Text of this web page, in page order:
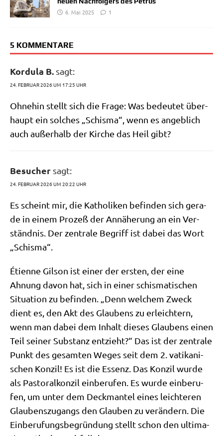
6. Mai 2025
1
5 KOMMENTARE
Kordula B. sagt:
24. FEBRUAR 2026 UM 17:25 UHR
Ohne­hin stellt sich die Fra­ge: Was bedeu­tet über­
haupt ein sol­ches „Schis­ma“, wenn es angeb­lich
auch außer­halb der Kir­che das Heil gibt?
Besucher sagt:
24. FEBRUAR 2026 UM 20:22 UHR
Es scheint mir, die Katho­li­ken befin­den sich gera­
de in einem Pro­zeß der Annä­he­rung an ein Ver­
ständ­nis. Der zen­tra­le Begriff ist dabei das Wort
„Schis­ma“.
Éti­en­ne Gil­son ist einer der ersten, der eine
Ahnung davon hat, sich in einer schis­ma­ti­schen
Situa­ti­on zu befin­den. „Denn wel­chem Zweck
dient es, den Akt des Glau­bens zu erleich­tern,
wenn man dabei dem Inhalt die­ses Glau­bens einen
Teil sei­ner Sub­stanz ent­zieht?“ Das ist der zen­tra­le
Punkt des gesam­ten Weges seit dem 2. vati­ka­ni­
schen Kon­zil! Es ist die Essenz. Das Kon­zil wur­de
als Pasto­ral­kon­zil ein­be­ru­fen. Es wur­de ein­be­ru­
fen, um unter dem Deck­man­tel eines leich­te­ren
Glau­bens­zu­gangs den Glau­ben zu ver­än­dern. Die
Ein­be­ru­fungs­be­grün­dung stellt schon den ulti­ma­